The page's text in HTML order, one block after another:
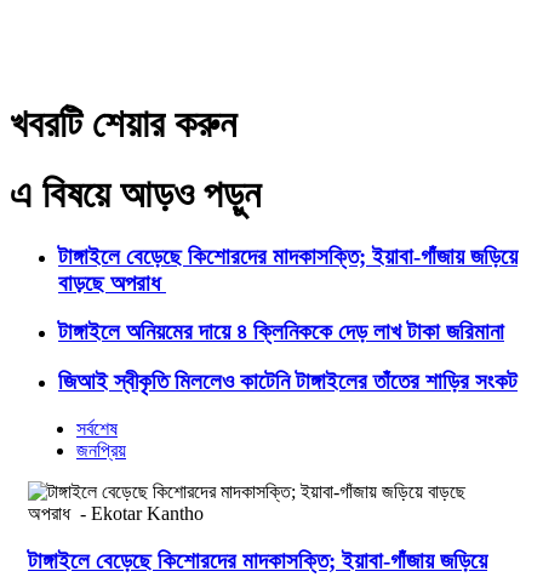
খবরটি শেয়ার করুন
এ বিষয়ে আড়ও পড়ুন
টাঙ্গাইলে বেড়েছে কিশোরদের মাদকাসক্তি; ইয়াবা-গাঁজায় জড়িয়ে
বাড়ছে অপরাধ
টাঙ্গাইলে অনিয়মের দায়ে ৪ ক্লিনিককে দেড় লাখ টাকা জরিমানা
জিআই স্বীকৃতি মিললেও কাটেনি টাঙ্গাইলের তাঁতের শাড়ির সংকট
সর্বশেষ
জনপ্রিয়
টাঙ্গাইলে বেড়েছে কিশোরদের মাদকাসক্তি; ইয়াবা-গাঁজায় জড়িয়ে